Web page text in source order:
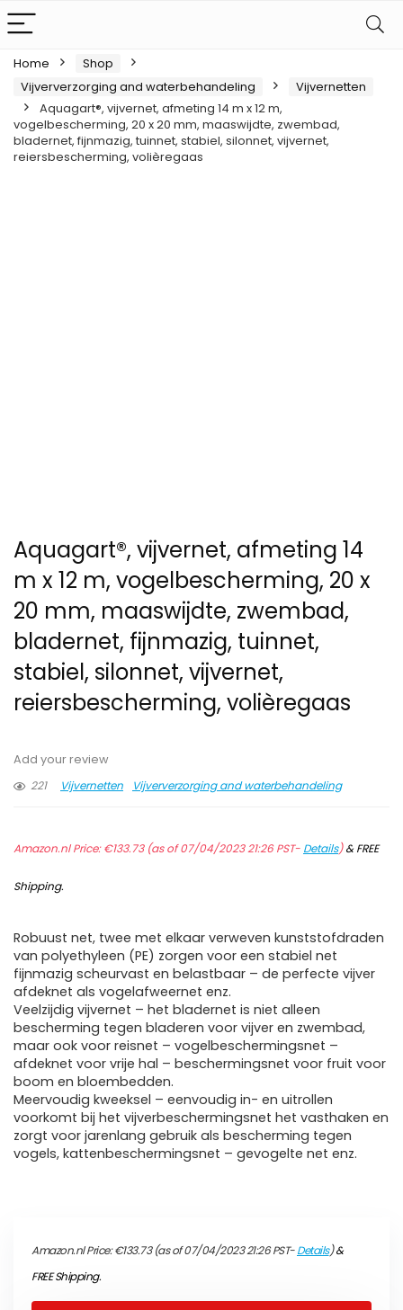
Home
Shop
Vijververzorging and waterbehandeling
Vijvernetten
Aquagart®, vijvernet, afmeting 14 m x 12 m,
vogelbescherming, 20 x 20 mm, maaswijdte, zwembad,
bladernet, fijnmazig, tuinnet, stabiel, silonnet, vijvernet,
reiersbescherming, volièregaas
Aquagart®, vijvernet, afmeting 14
m x 12 m, vogelbescherming, 20 x
20 mm, maaswijdte, zwembad,
bladernet, fijnmazig, tuinnet,
stabiel, silonnet, vijvernet,
reiersbescherming, volièregaas
Add your review
221
Vijvernetten Vijververzorging and waterbehandeling
Amazon.nl Price:€133.73(as of 07/04/2023 21:26 PST- Details)&FREE
Shipping.
Robuust net, twee met elkaar verweven kunststofdraden
van polyethyleen (PE) zorgen voor een stabiel net
fijnmazig scheurvast en belastbaar – de perfecte vijver
afdeknet als vogelafweernet enz.
Veelzijdig vijvernet – het bladernet is niet alleen
bescherming tegen bladeren voor vijver en zwembad,
maar ook voor reisnet – vogelbeschermingsnet –
afdeknet voor vrije hal – beschermingsnet voor fruit voor
boom en bloembedden.
Meervoudig kweeksel – eenvoudig in- en uitrollen
voorkomt bij het vijverbeschermingsnet het vasthaken en
zorgt voor jarenlang gebruik als bescherming tegen
vogels, kattenbeschermingsnet – gevogelte net enz.
Amazon.nl Price:€133.73(as of 07/04/2023 21:26 PST-Details)&
FREE Shipping.